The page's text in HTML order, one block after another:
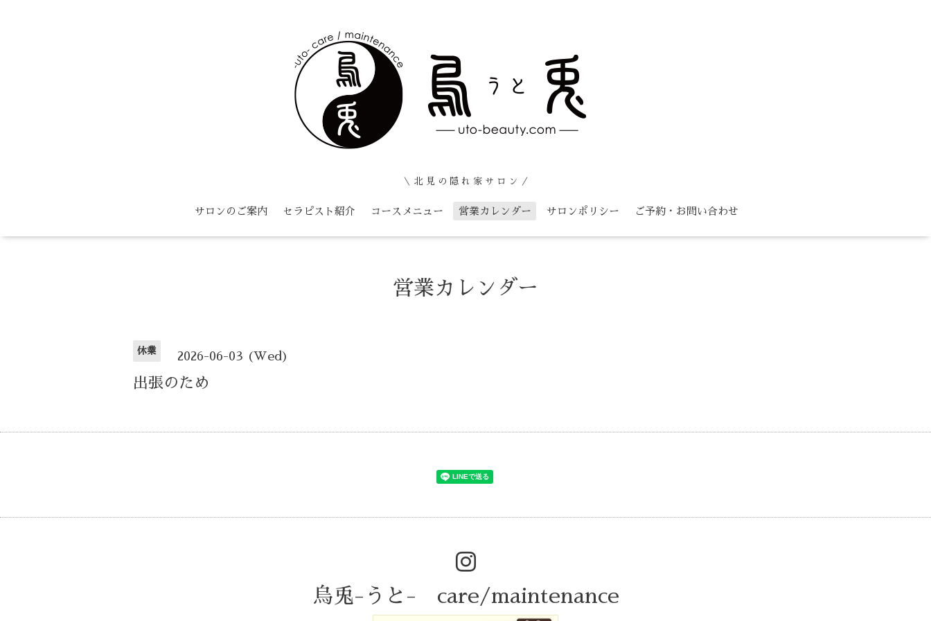
＼ 北 見 の 隠 れ 家 サ ロ ン ／
サロンのご案内 セラピスト紹介 コースメニュー 営業カレンダー サロンポリシー ご予約・お問い合わせ
営業カレンダー
休業 2026-06-03 (Wed)
出張のため
烏兎-うと- care/maintenance